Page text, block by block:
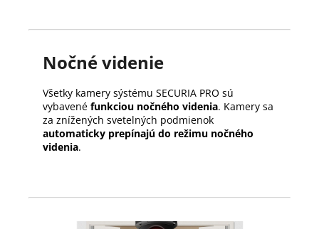
Nočné videnie
Všetky kamery sýstému SECURIA PRO sú
vybavené funkciou nočného videnia. Kamery sa
za znížených svetelných podmienok
automaticky prepínajú do režimu nočného
videnia.